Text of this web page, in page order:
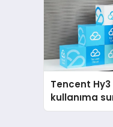
Tencent
kullanıma